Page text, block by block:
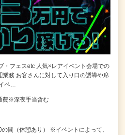
・フェスetc 人気×レアイベント会場での
業務 お客さんに対して入り口の誘導や席
ベ…
費※深夜手当含む
間（休憩あり） ※イベントによって、